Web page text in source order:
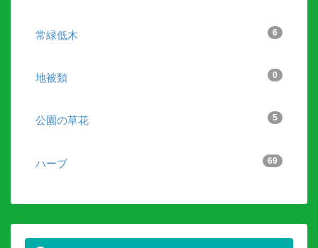
6
常緑低木
0
地被類
5
公園の草花
69
ハーブ